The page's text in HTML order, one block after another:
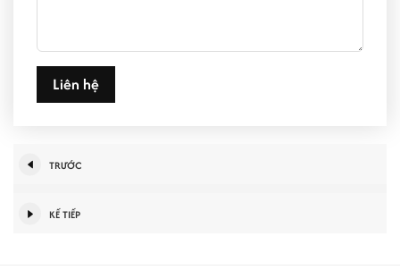
Liên hệ
TRƯỚC
KẾ TIẾP